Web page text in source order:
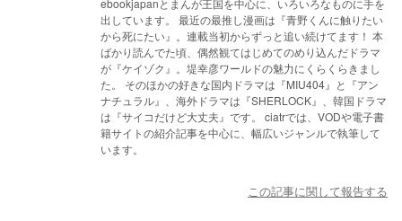
ebookjapanとまんが王国を中心に、いろいろなものに手を
出しています。 最近の最推し漫画は『青野くんに触りたい
から死にたい』。連載当初からずっと追い続けてます！ 本
ばかり読んでた頃、偶然観てはじめてのめり込んだドラマ
が『ケイゾク』。堤幸彦ワールドの魅力にくらくらきまし
た。 そのほかの好きな国内ドラマは『MIU404』と『アン
ナチュラル』、海外ドラマは『SHERLOCK』、韓国ドラマ
は『サイコだけど大丈夫』です。 ciatrでは、VODや電子書
籍サイトの紹介記事を中心に、幅広いジャンルで執筆して
います。
この記事に関して報告する